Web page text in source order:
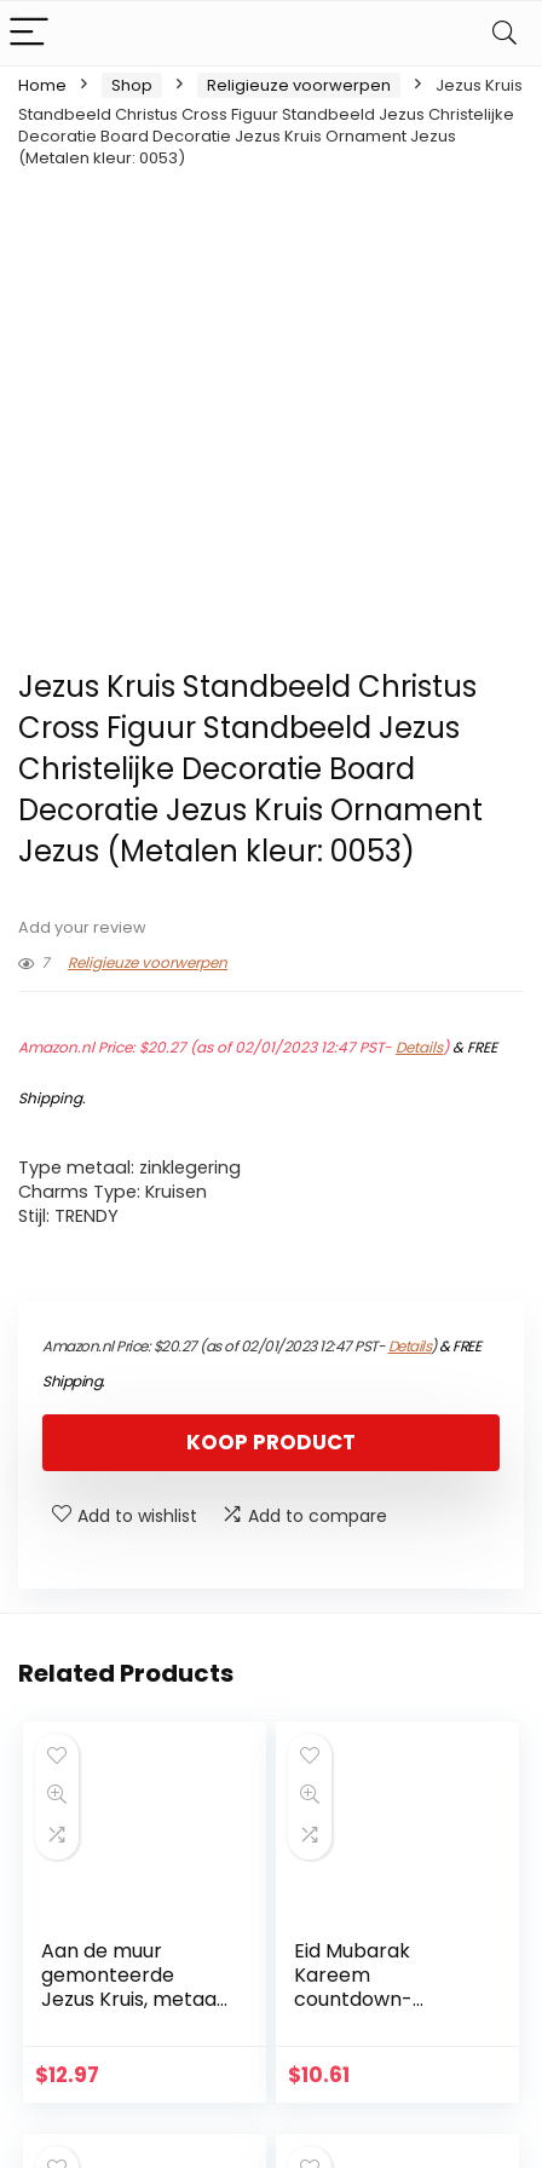
Home Shop Religieuze voorwerpen
Jezus Kruis
Standbeeld Christus Cross Figuur Standbeeld Jezus Christelijke
Decoratie Board Decoratie Jezus Kruis Ornament Jezus
(Metalen kleur: 0053)
Jezus Kruis Standbeeld Christus
Cross Figuur Standbeeld Jezus
Christelijke Decoratie Board
Decoratie Jezus Kruis Ornament
Jezus (Metalen kleur: 0053)
Add your review
7
Religieuze voorwerpen
Amazon.nl Price:$20.27(as of 02/01/2023 12:47 PST- Details)&FREE
Shipping.
Type metaal: zinklegering
Charms Type: Kruisen
Stijl: TRENDY
Amazon.nl Price:$20.27(as of 02/01/2023 12:47 PST-Details)&FREE
Shipping.
KOOP PRODUCT
Add to wishlist Add to compare
Related Products
Aan de muur
gemonteerde
Jezus Kruis, metaal
muurhanger,
$12.97
Eid Mubarak
Kareem
countdown-
kalender met 30
$10.61